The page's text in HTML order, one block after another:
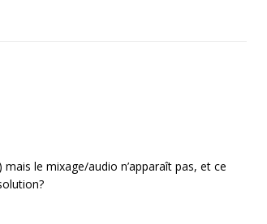
le mixage/audio n’apparaît pas, et ce